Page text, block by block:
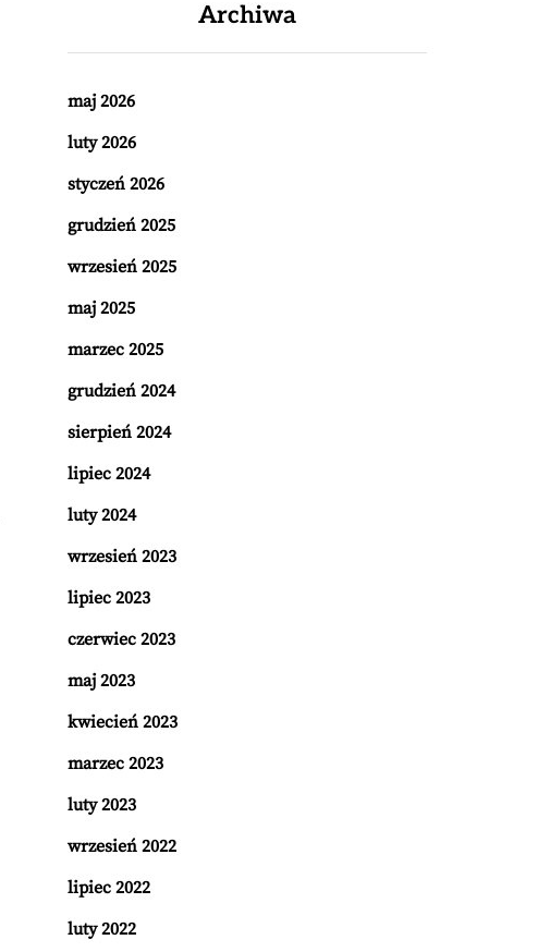
Archiwa
maj 2026
luty 2026
styczeń 2026
grudzień 2025
wrzesień 2025
maj 2025
marzec 2025
grudzień 2024
sierpień 2024
lipiec 2024
luty 2024
wrzesień 2023
lipiec 2023
czerwiec 2023
maj 2023
kwiecień 2023
marzec 2023
luty 2023
wrzesień 2022
lipiec 2022
luty 2022